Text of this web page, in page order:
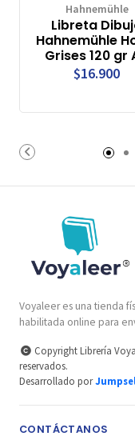
Hahnemühle
Libreta
Hahnemühle
Grises 120 gr
$16.900
Voyaleer es una tienda
habilitada online para
Copyright Librería
reservados.
Desarrollado por
CONTÁCTANOS